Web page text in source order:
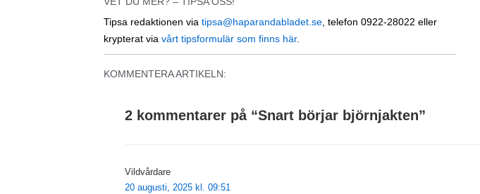
Tipsa redaktionen via tipsa@haparandabladet.se , telefon 0922-28022 eller
krypterat via vårt tipsformulär som finns här.
KOMMENTERA ARTIKELN:
2 kommentarer på “Snart börjar björnjakten”
Vildvårdare
20 augusti, 2025 kl. 09:51